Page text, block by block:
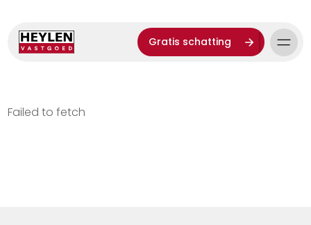
Gratis schatting
Failed to fetch